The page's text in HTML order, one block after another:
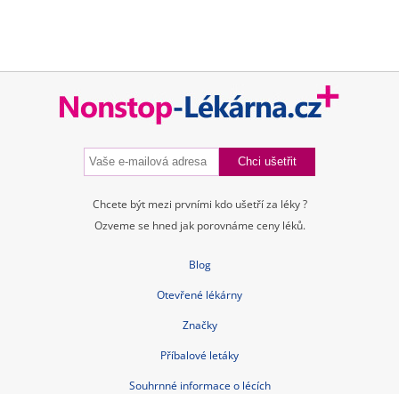
Chcete být mezi prvními kdo ušetří za léky ?
Ozveme se hned jak porovnáme ceny léků.
Blog
Otevřené lékárny
Značky
Příbalové letáky
Souhrnné informace o lécích